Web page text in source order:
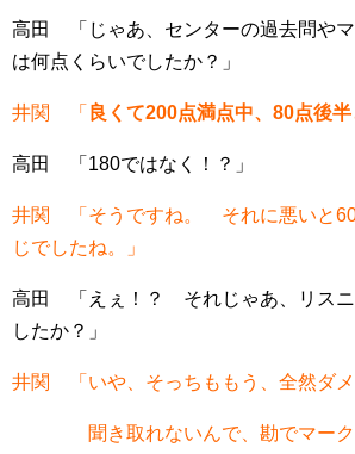
高田 「じゃあ、センターの過去問や
は何点くらいでしたか？」
井関 「 良くて200点満点中、80点後
高田 「180ではなく！？」
井関 「そうですね。 それに悪いと
じでしたね。」
高田 「えぇ！？ それじゃあ、リスニ
したか？」
井関 「いや、そっちももう、全然ダメ
聞き取れないんで、勘でマーク